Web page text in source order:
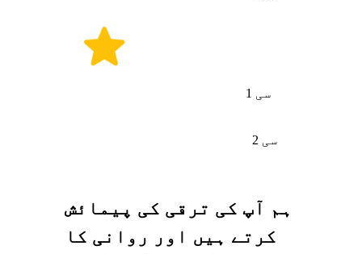
سی 1
سی 2
ہم آپ کی ترقی کی پیمائش
کرتے ہیں اور روانی کا